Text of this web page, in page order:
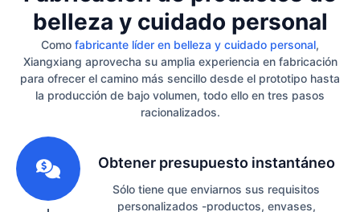
belleza y cuidado personal
Como fabricante líder en belleza y cuidado personal,
Xiangxiang aprovecha su amplia experiencia en fabricación
para ofrecer el camino más sencillo desde el prototipo hasta
la producción de bajo volumen, todo ello en tres pasos
racionalizados.
Obtener presupuesto instantáneo
Sólo tiene que enviarnos sus requisitos
personalizados -productos, envases,